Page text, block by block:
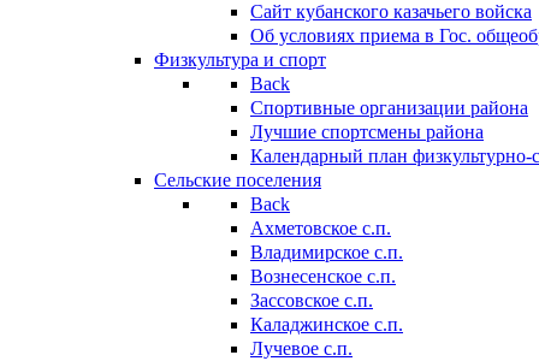
Cайт кубанского казачьего войска
Об условиях приема в Гос.
Физкультура и спорт
Back
Спортивные организации района
Лучшие спортсмены района
Календарный план
Сельские поселения
Back
Ахметовское с.п.
Владимирское с.п.
Вознесенское с.п.
Зассовское с.п.
Каладжинское с.п.
Лучевое с.п.